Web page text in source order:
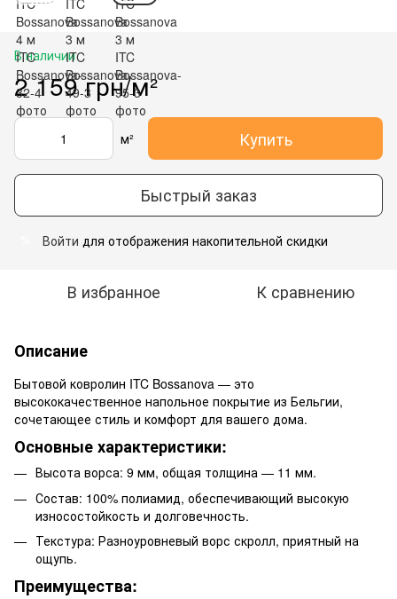
В наличии
2 159 грн/м²
м² Купить
Быстрый заказ
Войти для отображения накопительной скидки
В избранное К сравнению
Описание
Бытовой ковролин ITC Bossanova — это
высококачественное напольное покрытие из Бельгии,
сочетающее стиль и комфорт для вашего дома.
Основные характеристики:
Высота ворса: 9 мм, общая толщина — 11 мм.
Состав: 100% полиамид, обеспечивающий высокую
износостойкость и долговечность.
Текстура: Разноуровневый ворс скролл, приятный на
ощупь.
Преимущества: